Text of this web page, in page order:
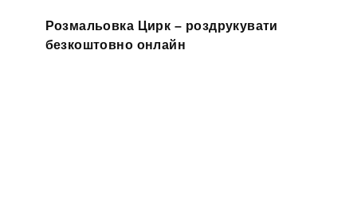
Розмальовка Цирк – роздрукувати
безкоштовно онлайн